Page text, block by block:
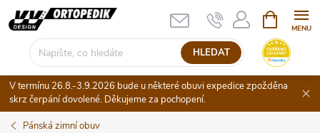
Přejít
na
HLEDAT
NÁKUPNÍ
KOŠÍK
V termínu 26.8.-3.9.2026 bude u některé obuvi expedice zpožděna
skrz čerpání dovolené. Děkujeme za pochopení.
Pánská zimní obuv